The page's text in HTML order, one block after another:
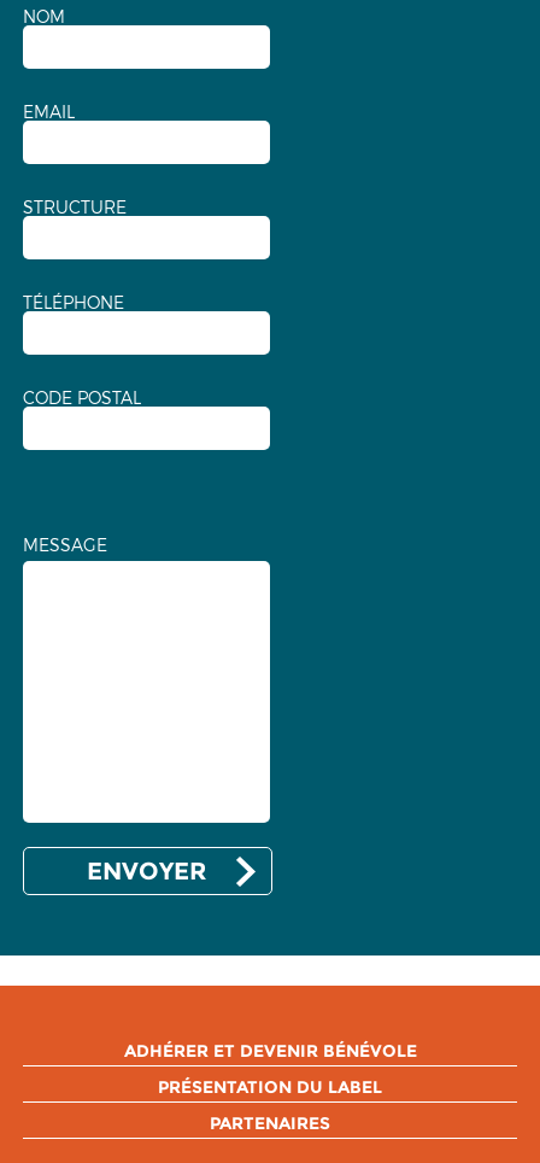
NOM
EMAIL
STRUCTURE
TÉLÉPHONE
CODE POSTAL
MESSAGE
ADHÉRER ET DEVENIR BÉNÉVOLE
PRÉSENTATION DU LABEL
PARTENAIRES